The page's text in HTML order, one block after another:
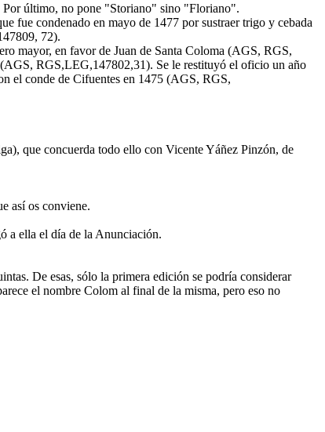
Por último, no pone "Storiano" sino "Floriano".
fue condenado en mayo de 1477 por sustraer trigo y cebada
72).
mayor, en favor de Juan de Santa Coloma (AGS, RGS,
RGS,LEG,147802,31). Se le restituyó el oficio un año
el conde de Cifuentes en 1475 (AGS, RGS,
que concuerda todo ello con Vicente Yáñez Pinzón, de
así os conviene.
a ella el día de la Anunciación.
De esas, sólo la primera edición se podría considerar
el nombre Colom al final de la misma, pero eso no